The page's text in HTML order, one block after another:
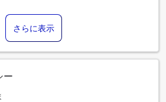
さらに表示
ー